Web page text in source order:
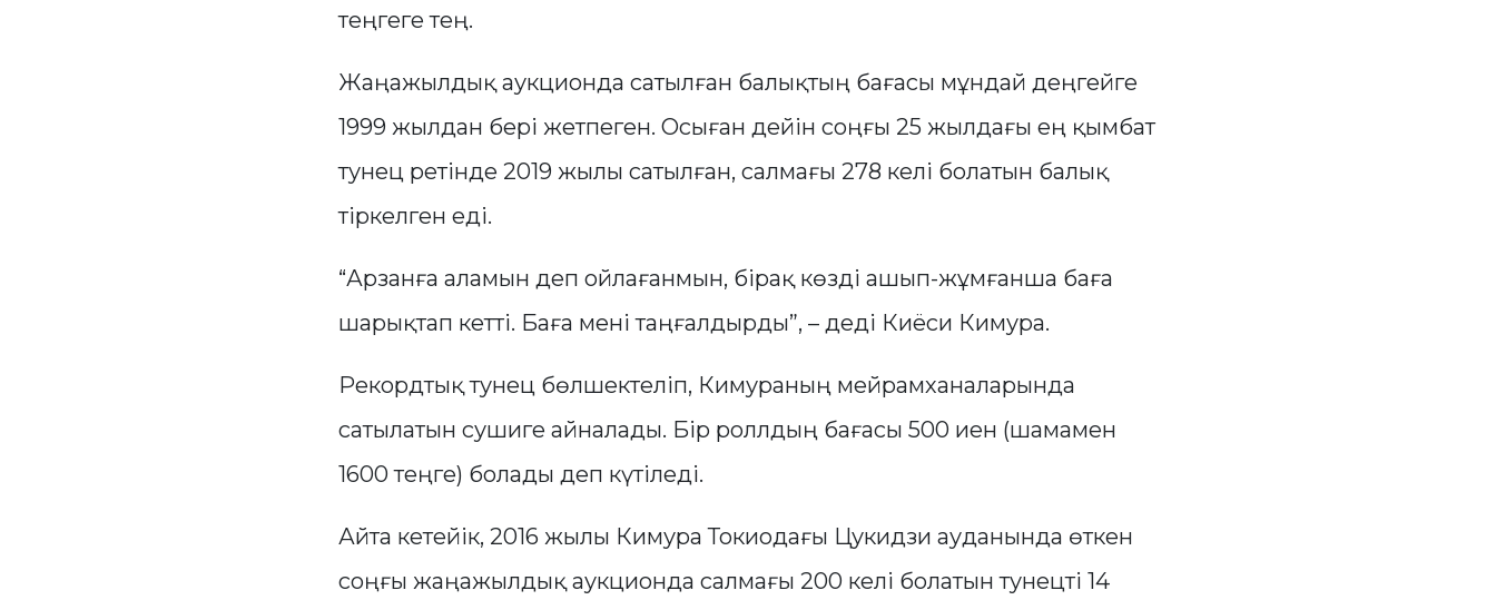
теңгеге тең.
Жаңажылдық аукционда сатылған балықтың бағасы мұндай деңгейге
1999 жылдан бері жетпеген. Осыған дейін соңғы 25 жылдағы ең қымбат
тунец ретінде 2019 жылы сатылған, салмағы 278 келі болатын балық
тіркелген еді.
“Арзанға аламын деп ойлағанмын, бірақ көзді ашып-жұмғанша баға
шарықтап кетті. Баға мені таңғалдырды”, – деді Киёси Кимура.
Рекордтық тунец бөлшектеліп, Кимураның мейрамханаларында
сатылатын сушиге айналады. Бір роллдың бағасы 500 иен (шамамен
1600 теңге) болады деп күтіледі.
Айта кетейік, 2016 жылы Кимура Токиодағы Цукидзи ауданында өткен
соңғы жаңажылдық аукционда салмағы 200 келі болатын тунецті 14